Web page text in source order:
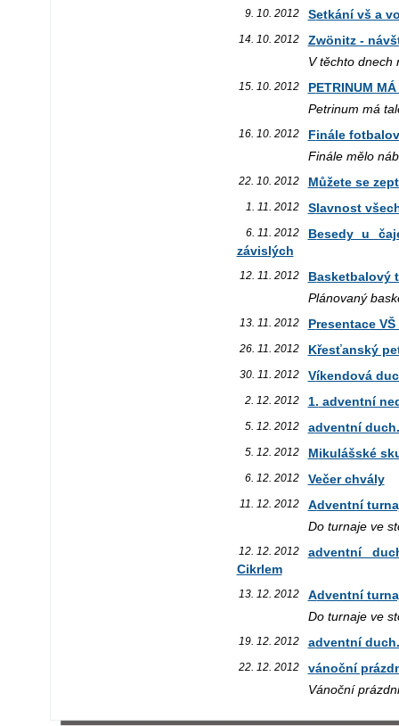
9. 10. 2012 Setkání vš a
14. 10. 2012
Zwönitz -
V těchto dnech
15. 10. 2012
PETRINUM
Petrinum má
16. 10. 2012
Finále
Finále mělo
22. 10. 2012 Můžete se
1. 11. 2012 Slavnost
6. 11. 2012
Besedy u čaje - s.Imaculata - Svědectví z prostředí
závislých
12. 11. 2012
Basketbalový
Plánovaný
13. 11. 2012 Presentace
26. 11. 2012 Křesťanský
30. 11. 2012 Víkendová
2. 12. 2012 1. adventní
5. 12. 2012 adventní
5. 12. 2012 Mikulášské
6. 12. 2012 Večer chvály
11. 12. 2012
Adventní
Do turnaje ve
12. 12. 2012
adventní duch.obnova - s o. biskupem Vojtěchem
Cikrlem
13. 12. 2012
Adventní
Do turnaje ve
19. 12. 2012 adventní
22. 12. 2012
vánoční
Vánoční